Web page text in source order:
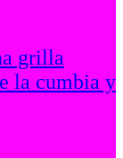
grilla
la cumbia y